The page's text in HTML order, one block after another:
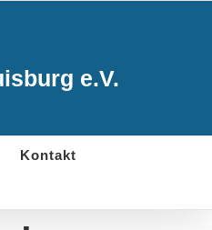
e.V.
Kontakt